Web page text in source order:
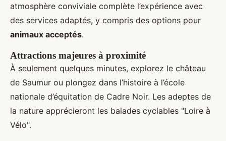
atmosphère conviviale complète l’expérience avec
des services adaptés, y compris des options pour
animaux acceptés.
Attractions majeures à proximité
À seulement quelques minutes, explorez le château
de Saumur ou plongez dans l’histoire à l’école
nationale d’équitation de Cadre Noir. Les adeptes de
la nature apprécieront les balades cyclables "Loire à
Vélo".